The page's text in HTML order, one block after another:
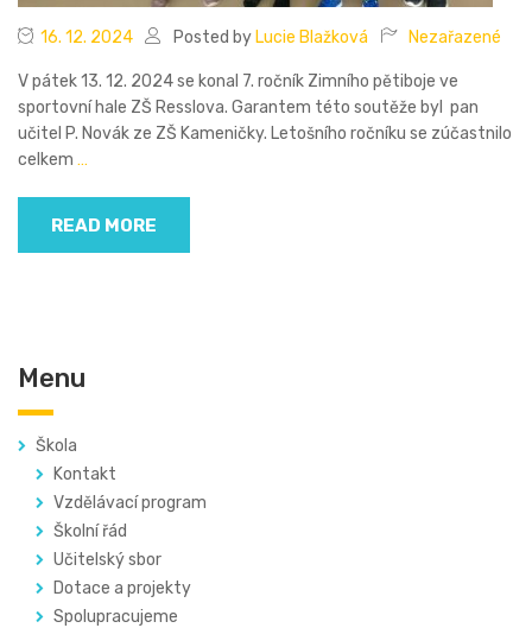
16. 12. 2024 Posted by Lucie Blažková Nezařazené
V pátek 13. 12. 2024 se konal 7. ročník Zimního pětiboje ve
sportovní hale ZŠ Resslova. Garantem této soutěže byl pan
učitel P. Novák ze ZŠ Kameničky. Letošního ročníku se zúčastnilo
celkem …
READ MORE
Menu
Škola
Kontakt
Vzdělávací program
Školní řád
Učitelský sbor
Dotace a projekty
Spolupracujeme